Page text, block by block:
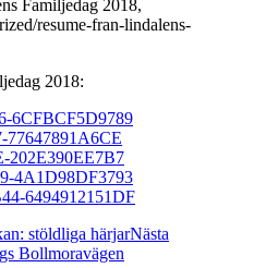
Familjedag 2018,
resume-fran-lindalens-
2018:
stöldliga härjarNästa
Bollmoravägen